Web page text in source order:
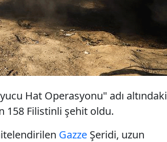
Hat Operasyonu" adı altındaki
158 Filistinli şehit oldu.
Gazze Şeridi, uzun